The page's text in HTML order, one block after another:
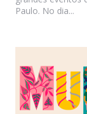
Paulo. No dia...